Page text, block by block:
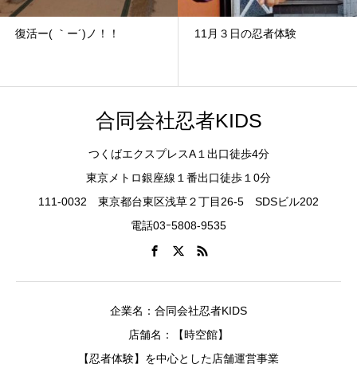
復活ー( ｀ー´)ノ！！ 11月３日の忍者体験
合同会社忍者KIDS
つくばエクスプレスA１出口徒歩4分
東京メトロ銀座線１番出口徒歩１0分
111-0032 東京都台東区浅草２丁目26-5 SDSビル202
電話03ｰ5808-9535
企業名：合同会社忍者KIDS
店舗名：【時空館】
【忍者体験】を中心とした店舗運営事業